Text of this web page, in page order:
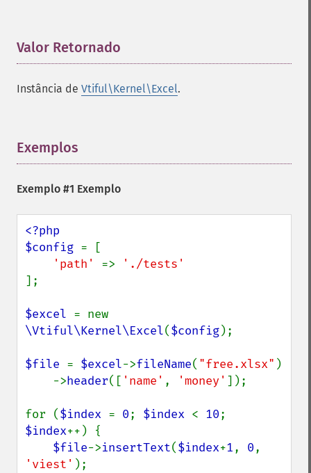
Valor Retornado
Instância de Vtiful\Kernel\Excel.
Exemplos
Exemplo #1 Exemplo
<?php
$config = [
'path' =>
];
$excel
\Vtiful\Kernel\Excel($config);
$file = $excel->fileName( "free.xlsx" )
    ->
header([ 'name' , 'money' ]);
for ($index = 0; $index < 10
$index++) {
$file->insertText($index+1, 0
'viest' );